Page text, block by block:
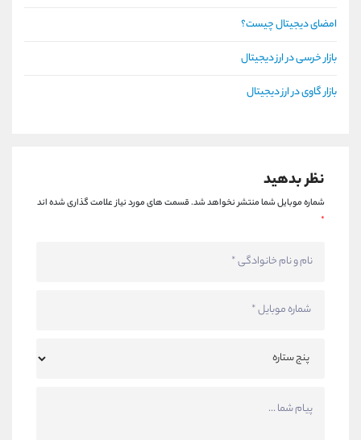
امضای دیجیتال چیست؟
بازار خرسی در ارز دیجیتال
بازار گاوی در ارز دیجیتال
نظر بدهید
شماره موبایل شما منتشر نخواهد شد.قسمت های مورد نیاز علامت گذاری شده اند
*